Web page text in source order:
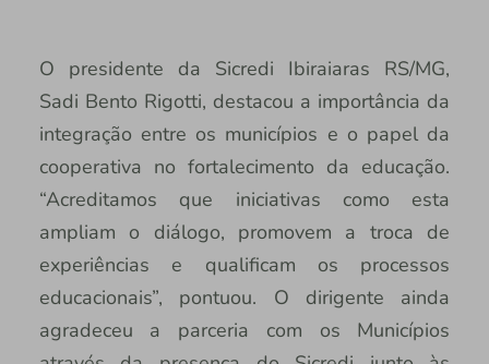
O presidente da Sicredi Ibiraiaras RS/MG,
Sadi Bento Rigotti, destacou a importância da
integração entre os municípios e o papel da
cooperativa no fortalecimento da educação.
“Acreditamos que iniciativas como esta
ampliam o diálogo, promovem a troca de
experiências e qualificam os processos
educacionais”, pontuou. O dirigente ainda
agradeceu a parceria com os Municípios